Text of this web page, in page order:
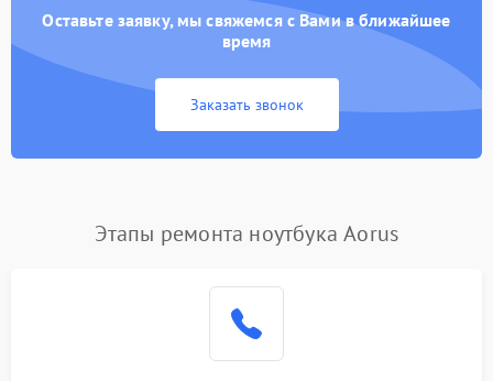
Оставьте заявку, мы свяжемся с Вами в ближайшее
время
Заказать звонок
Этапы ремонта ноутбука Aorus